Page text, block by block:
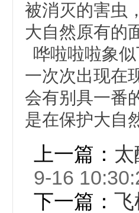
被消灭的害虫
大自然原有的
哗啦啦啦象
一次次出现在
会有别具一番
是在保护大自
上一篇：
9-16
下一篇： 飞